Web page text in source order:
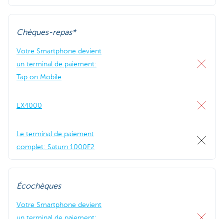
Chèques-repas*
Votre Smartphone devient
un terminal de paiement:
Tap on Mobile
EX4000
Le terminal de paiement
complet: Saturn 1000F2
Écochèques
Votre Smartphone devient